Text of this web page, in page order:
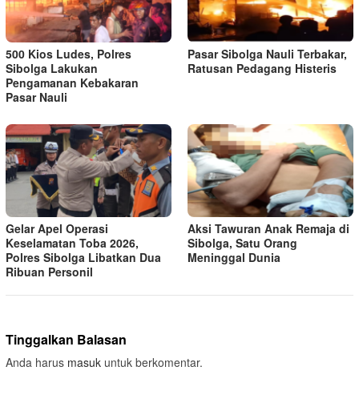
500 Kios Ludes, Polres
Sibolga Lakukan
Pengamanan Kebakaran
Pasar Nauli
Pasar Sibolga Nauli Terbakar,
Ratusan Pedagang Histeris
Gelar Apel Operasi
Keselamatan Toba 2026,
Polres Sibolga Libatkan Dua
Ribuan Personil
Aksi Tawuran Anak Remaja di
Sibolga, Satu Orang
Meninggal Dunia
Tinggalkan Balasan
Anda harus masuk untuk berkomentar.